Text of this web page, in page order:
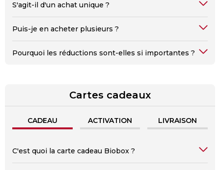
S'agit-il d'un achat unique ?
Puis-je en acheter plusieurs ?
Pourquoi les réductions sont-elles si importantes ?
Cartes cadeaux
CADEAU ACTIVATION LIVRAISON
C'est quoi la carte cadeau Biobox ?